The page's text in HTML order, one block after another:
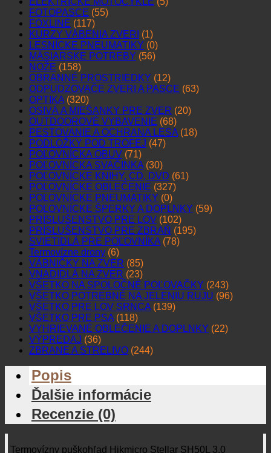
FOTOPASCE (55)
FOXLINE (117)
KURZY VÁBENIA ZVERI (1)
LESNÍCKE PNEUMATIKY (0)
MÄSIARSKE POTREBY (56)
NOŽE (158)
OBRANNÉ PROSTRIEDKY (12)
ODPUDZOVAČE ZVERI A PASCE (63)
OPTIKA (320)
OSIVÁ A MIEŠANKY PRE ZVER (20)
OUTDOOROVÉ VYBAVENIE (68)
PESTOVANIE A OCHRANA LESA (18)
PODLOŽKY POD TROFEJ (47)
POĽOVNÍCKA OBUV (71)
POĽOVNÍCKA SVAČINKA (30)
POĽOVNÍCKE KNIHY, CD, DVD (61)
POĽOVNÍCKE OBLEČENIE (327)
POĽOVNÍCKE PNEUMATIKY (0)
POĽOVNÍCKE ŠPERKY A DOPLNKY (59)
PRÍSLUŠENSTVO PRE LOV (102)
PRÍSLUŠENSTVO PRE ZBRAŇ (195)
SVIETIDLÁ PRE POĽOVNÍKA (78)
Termovízne drony (6)
VÁBNIČKY NA ZVER (85)
VNADIDLÁ NA ZVER (23)
VŠETKO NA SPOLOČNÉ POĽOVAČKY (243)
VŠETKO POTREBNÉ NA JELENIU RUJU (96)
VŠETKO PRE LOV SRNCA (139)
VŠETKO PRE PSA (118)
VYHRIEVANÉ OBLEČENIE A DOPLNKY (22)
VÝPREDAJ (36)
ZBRANE A STRELIVO (244)
Popis
Ďalšie informácie
Recenzie (0)
Termovízny puškohľad Hikmicro Stellar SH50L 3.0